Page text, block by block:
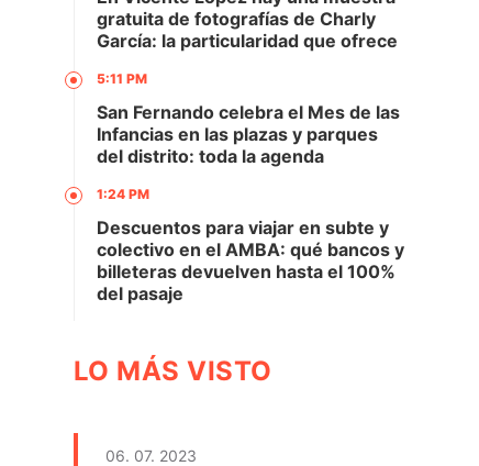
gratuita de fotografías de Charly
García: la particularidad que ofrece
5:11 PM
San Fernando celebra el Mes de las
Infancias en las plazas y parques
del distrito: toda la agenda
1:24 PM
Descuentos para viajar en subte y
colectivo en el AMBA: qué bancos y
billeteras devuelven hasta el 100%
del pasaje
LO MÁS VISTO
06. 07. 2023